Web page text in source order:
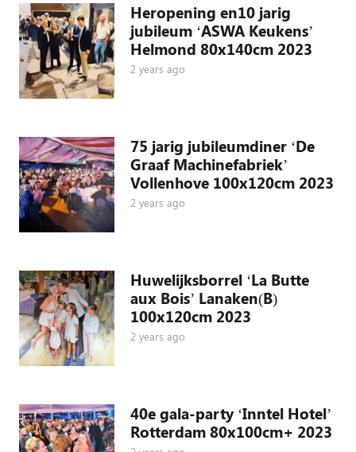
Heropening en10 jarig
jubileum ‘ASWA Keukens’
Helmond 80x140cm 2023
2 years ago
75 jarig jubileumdiner ‘De
Graaf Machinefabriek’
Vollenhove 100x120cm 2023
2 years ago
Huwelijksborrel ‘La Butte
aux Bois’ Lanaken(B)
100x120cm 2023
2 years ago
40e gala-party ‘Inntel Hotel’
Rotterdam 80x100cm+ 2023